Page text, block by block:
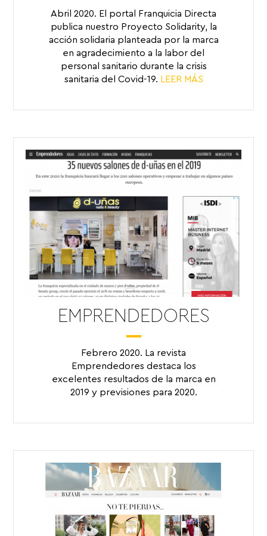
Abril 2020. El portal Franquicia Directa
publica nuestro Proyecto Solidarity, la
acción solidaria planteada por la marca
en agradecimiento a la labor del
personal sanitario durante la crisis
sanitaria del Covid-19. LEER MÁS
EMPRENDEDORES
Febrero 2020. La revista
Emprendedores destaca los
excelentes resultados de la marca en
2019 y previsiones para 2020.